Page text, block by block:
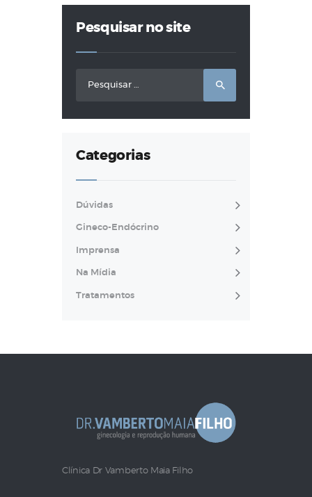
Pesquisar no site
Categorias
Dúvidas
Gineco-Endócrino
Imprensa
Na Mídia
Tratamentos
Clínica Dr Vamberto Maia Filho